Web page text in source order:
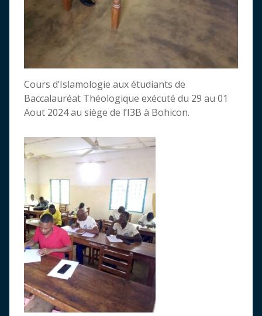
Cours d’Islamologie aux étudiants de
Baccalauréat Théologique exécuté du 29 au 01
Aout 2024 au siège de l’I3B à Bohicon.